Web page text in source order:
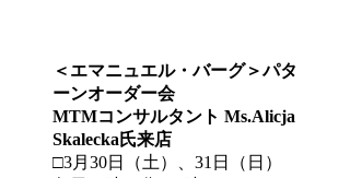
＜エマニュエル・バーグ＞パタ
ーンオーダー会
MTMコンサルタント Ms.Alicja
Skalecka氏来店
□3月30日（土）、31日（日）